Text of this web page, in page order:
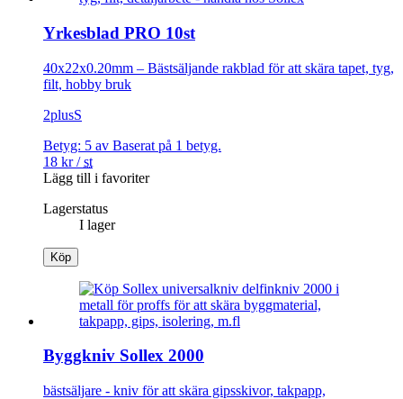
Yrkesblad PRO 10st
40x22x0.20mm – Bästsäljande rakblad för att skära tapet, tyg,
filt, hobby bruk
2plusS
Betyg: 5 av Baserat på 1 betyg.
18 kr /st
Lägg till i favoriter
Lagerstatus
I lager
Köp
Byggkniv Sollex 2000
bästsäljare - kniv för att skära gipsskivor, takpapp,